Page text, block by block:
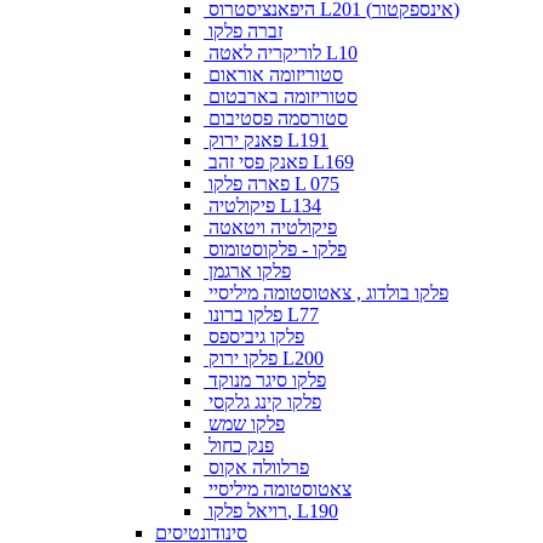
היפאנציסטרוס L201 (אינספקטור)
זברה פלקו
לוריקריה לאטה L10
סטוריזומה אוראום
סטוריזומה בארבטום
סטורסמה פסטיבום
פאנק ירוק L191
פאנק פסי זהב L169
פארה פלקו L 075
פיקולטיה L134
פיקולטיה ויטאטה
פלקו - פלקוסטומוס
פלקו ארגמן
פלקו בולדוג , צאטוסטומה מיליסיי
פלקו ברונו L77
פלקו גיביספס
פלקו ירוק L200
פלקו סיגר מנוקד
פלקו קינג גלקסי
פלקו שמש
פנק כחול
פרלוולה אקוס
צאטוסטומה מיליסיי
רויאל פלקו, L190
סינודונטיסים